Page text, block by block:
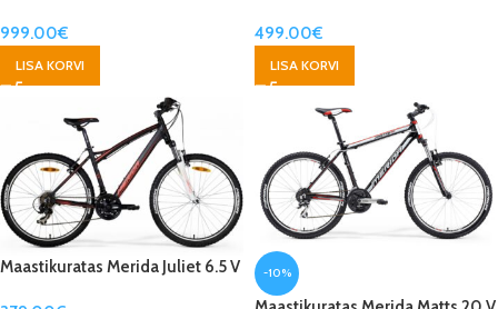
999.00€
LISA KORVI
499.00€
LISA KORVI
Maastikuratas Merida Juliet 6.5 V -10%